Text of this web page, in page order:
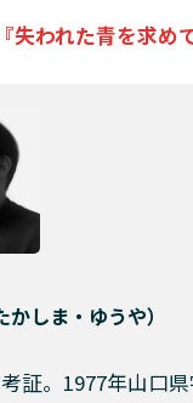
われた青を求めて
しま・ゆうや）
証。1977年山口県